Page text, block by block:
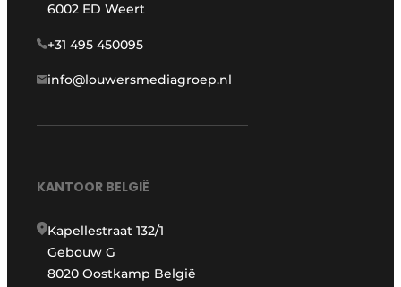
6002 ED Weert
+31 495 450095
info@louwersmediagroep.nl
KANTOOR BELGIË
Kapellestraat 132/1
Gebouw G
8020 Oostkamp België